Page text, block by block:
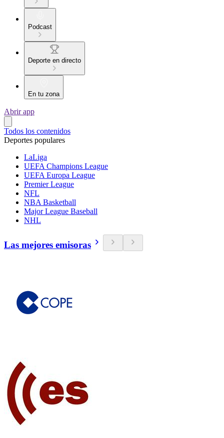
Podcast
Deporte en directo
En tu zona
Abrir app
Todos los contenidos
Deportes populares
LaLiga
UEFA Champions League
UEFA Europa League
Premier League
NFL
NBA Basketball
Major League Baseball
NHL
Las mejores emisoras